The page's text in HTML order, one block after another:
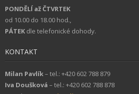
PONDĚLÍ až ČTVRTEK
od 10.00 do 18.00 hod.,
PÁTEK dle telefonické dohody.
KONTAKT
Milan Pavlík– tel.: +420 602 788 879
Iva Doušková – tel.: +420 602 788 878